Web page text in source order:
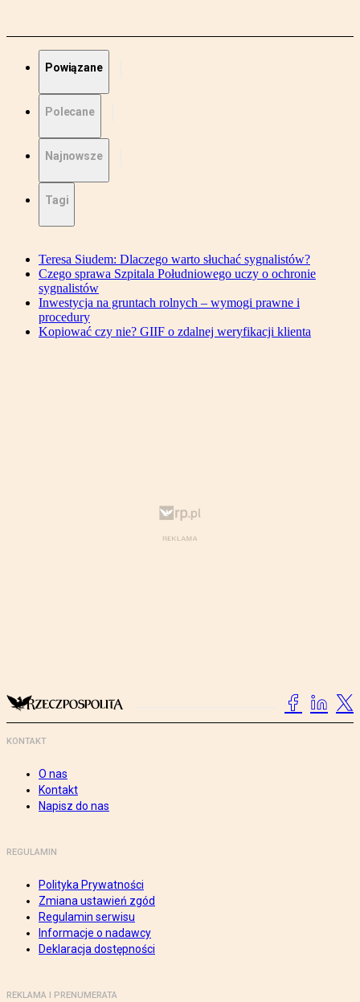
Powiązane
Polecane
Najnowsze
Tagi
Teresa Siudem: Dlaczego warto słuchać sygnalistów?
Czego sprawa Szpitala Południowego uczy o ochronie
sygnalistów
Inwestycja na gruntach rolnych – wymogi prawne i
procedury
Kopiować czy nie? GIIF o zdalnej weryfikacji klienta
KONTAKT
O nas
Kontakt
Napisz do nas
REGULAMIN
Polityka Prywatności
Zmiana ustawień zgód
Regulamin serwisu
Informacje o nadawcy
Deklaracja dostępności
REKLAMA I PRENUMERATA